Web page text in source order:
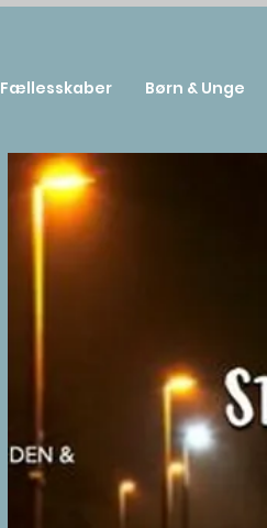
Fællesskaber Børn & Unge